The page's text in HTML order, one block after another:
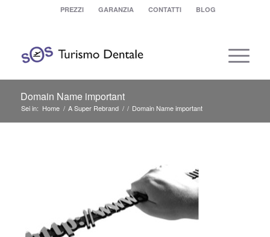
PREZZI GARANZIA CONTATTI BLOG
Domain Name important
Sei in: Home / A Super Rebrand / / Domain Name important